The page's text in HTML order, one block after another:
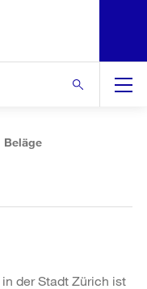
Beläge
der Stadt Zürich ist